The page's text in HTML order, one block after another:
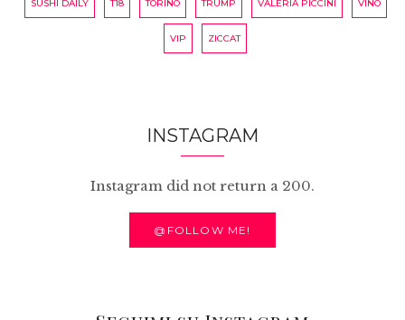
SUSHI DAILY T18 TORINO TRUMP VALERIA PICCINI VINO
VIP ZICCAT
INSTAGRAM
Instagram did not return a 200.
@FOLLOW ME!